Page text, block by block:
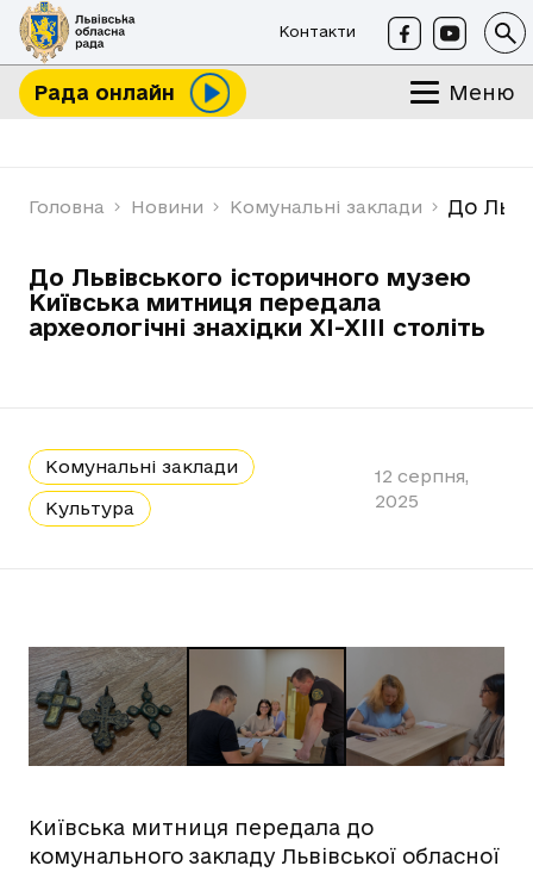
Контакти
Рада онлайн Меню
Головна Новини Комунальні заклади До
До Львівського історичного музею
Київська митниця передала
археологічні знахідки ХІ-ХІІІ століть
Комунальні заклади
Культура
12 серпня,
2025
Київська митниця передала до
комунального закладу Львівської обласної